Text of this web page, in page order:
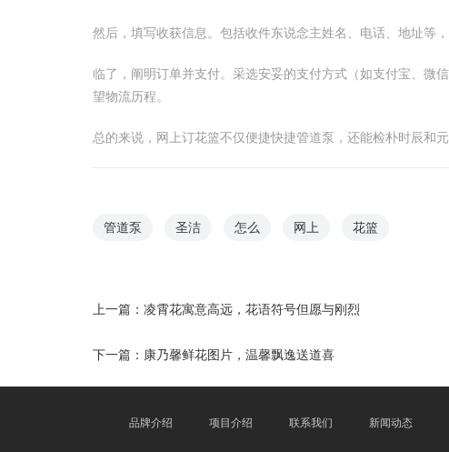
然后，填写收获信息。包括收件东说念主姓名、电话、地址等，
临了，阐明订单并支付。采选安妥的支付方式（如支付宝、微
望物流历程。
总的来说，网上订花篮不仅便捷快捷管道泵，还能检朴时辰和
管道泵 圣洁 怎么 网上 花篮
上一篇： 凌霄花寓意高远，花语符号但愿与刚烈
下一篇： 康乃馨鲜花图片，温馨飘逸送道喜
品牌介绍 项目介绍 联系我们 新闻动态